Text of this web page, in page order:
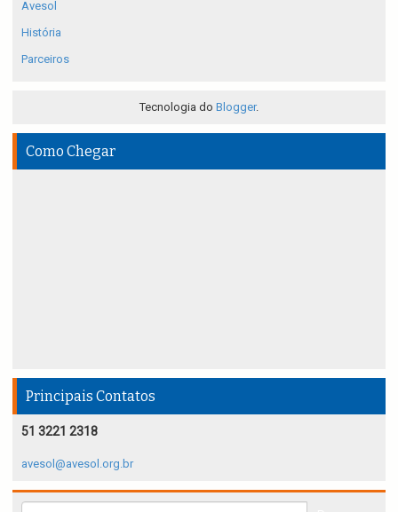
Avesol
História
Parceiros
Tecnologia do Blogger.
Como Chegar
Principais Contatos
51 3221 2318
avesol@avesol.org.br